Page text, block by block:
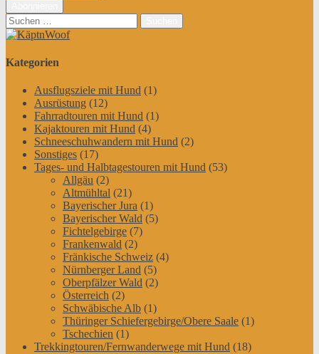
Suchen
nach:
Kategorien
Ausflugsziele mit Hund (1)
Ausrüstung (12)
Fahrradtouren mit Hund (1)
Kajaktouren mit Hund (4)
Schneeschuhwandern mit Hund (2)
Sonstiges (17)
Tages- und Halbtagestouren mit Hund (53)
Allgäu (2)
Altmühltal (21)
Bayerischer Jura (1)
Bayerischer Wald (5)
Fichtelgebirge (7)
Frankenwald (2)
Fränkische Schweiz (4)
Nürnberger Land (5)
Oberpfälzer Wald (2)
Österreich (2)
Schwäbische Alb (1)
Thüringer Schiefergebirge/Obere Saale (1)
Tschechien (1)
Trekkingtouren/Fernwanderwege mit Hund (18)